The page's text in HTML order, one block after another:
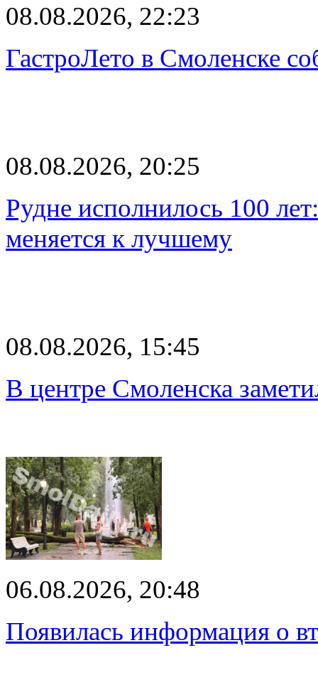
08.08.2026, 22:23
ГастроЛето в Смоленске
08.08.2026, 20:25
Рудне исполнилось 100
меняется к лучшему
08.08.2026, 15:45
В центре Смоленска
06.08.2026, 20:48
Появилась информация о